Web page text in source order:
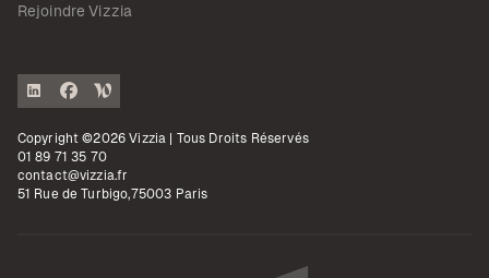
Rejoindre Vizzia
Copyright ©2026 Vizzia | Tous Droits Réservés
01 89 71 35 70
contact@vizzia.fr
51 Rue de Turbigo,75003 Paris